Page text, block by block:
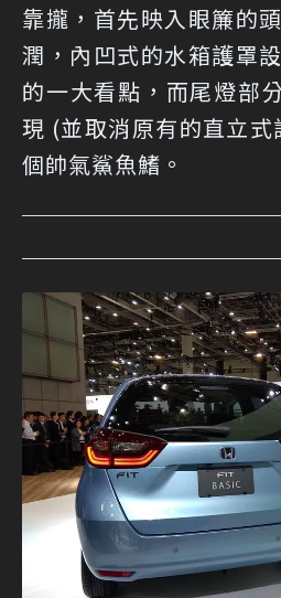
靠攏，首先映入眼簾的
潤，內凹式的水箱護罩
的一大看點，而尾燈部
現 (並取消原有的直立
個帥氣鯊魚鰭。